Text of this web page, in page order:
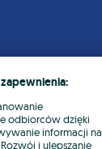
odbiorców dzięki
informacji na
i ulepszanie